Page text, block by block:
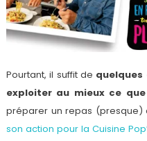
Pourtant, il suffit de
exploiter au mieux ce
préparer un repas (presque)
son action pour la Cuisine